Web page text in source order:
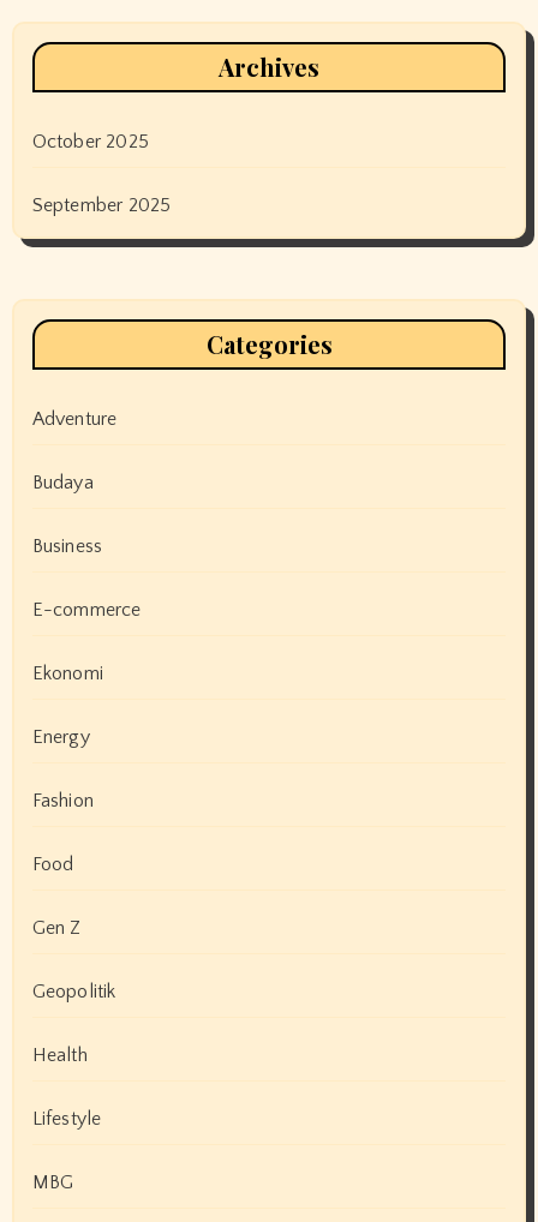
Archives
October 2025
September 2025
Categories
Adventure
Budaya
Business
E-commerce
Ekonomi
Energy
Fashion
Food
Gen Z
Geopolitik
Health
Lifestyle
MBG